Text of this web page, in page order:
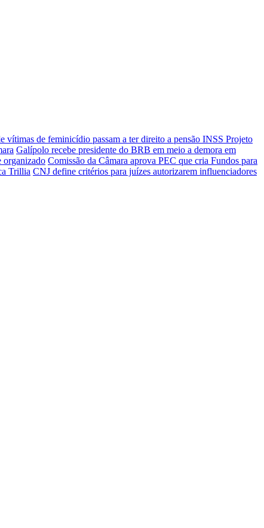
vítimas de feminicídio passam a ter direito a pensão INSS Projeto
Galípolo recebe presidente do BRB em meio a demora em
organizado Comissão da Câmara aprova PEC que cria Fundos para
Trillia CNJ define critérios para juízes autorizarem influenciadores